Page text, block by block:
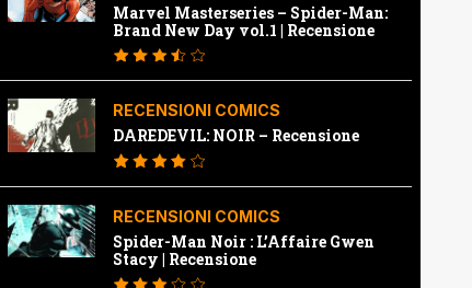
Marvel Masterseries – Spider-Man:
Brand New Day vol.1 | Recensione
RECENSIONI COMICS
DAREDEVIL: NOIR – Recensione
RECENSIONI COMICS
Spider-Man Noir : L’Affaire Gwen
Stacy | Recensione